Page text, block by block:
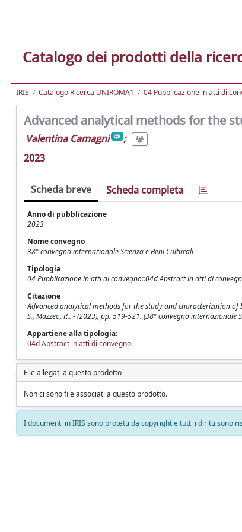
Catalogo dei prodotti della
IRIS Catalogo Ricerca UNIROMA1 04 Pubblicazione in atti di
Advanced analytical methods for the
Valentina Camagni
;
2023
Scheda breve Scheda completa
Anno di pubblicazione
2023
Nome convegno
38° convegno internazionale Scienza e Beni Culturali
Tipologia
04 Pubblicazione in atti di convegno::04d Abstract in atti di
Citazione
Advanced analytical methods for the study and characterization of
S., Mazzeo, R.. - (2023), pp. 519-521. (38° convegno internazionale
Appartiene alla tipologia:
04d Abstract in atti di convegno
File allegati a questo prodotto
Non ci sono file associati a questo prodotto.
I documenti in IRIS sono protetti da copyright e tutti i diritti sono